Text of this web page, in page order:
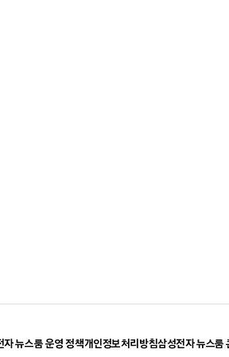
자 뉴스룸 운영 정책개인정보처리방침삼성전자 뉴스룸